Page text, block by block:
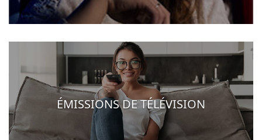
ÉMISSIONS DE TÉLÉVISION